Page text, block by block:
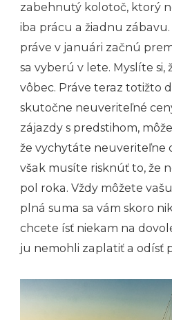
zabehnutý kolotoč, ktorý
iba prácu a žiadnu
práve v januári začnú
sa vyberú v lete. Myslíte si,
vôbec. Práve teraz totižto
skutočne neuveriteľné
zájazdy s predstihom,
že vychytáte neuveriteľne
však musíte risknúť to, že
pol roka. Vždy môžete
plná suma sa vám skoro
chcete ísť niekam na
ju nemohli zaplatiť a odísť